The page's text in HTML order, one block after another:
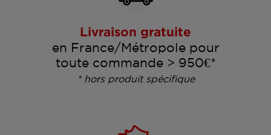
Livraison gratuite
en France/Métropole pour
toute commande > 950€*
* hors produit spécifique